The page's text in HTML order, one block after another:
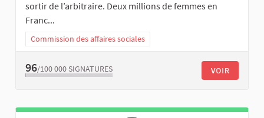
sortir de l’arbitraire. Deux millions de femmes en
Franc...
Commission des affaires sociales
96/100 000 SIGNATURES VOIR